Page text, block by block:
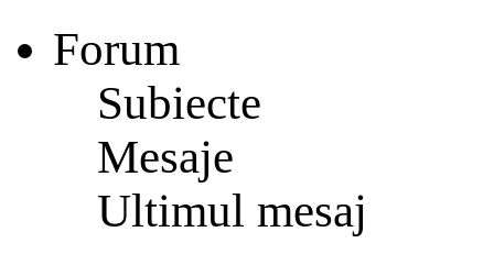
Forum
Subiecte
Mesaje
Ultimul mesaj